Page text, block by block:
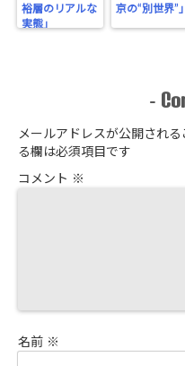
裕層のリアルな
実態」
京の“別世界”」
-
メールアドレスが公開される
る欄は必須項目です
コメント ※
名前 ※